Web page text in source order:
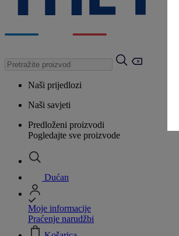
Naši prijedlozi
Naši savjeti
Predloženi proizvodi
Pogledajte sve proizvode
Dućan
Moje informacije
Praćenje narudžbi